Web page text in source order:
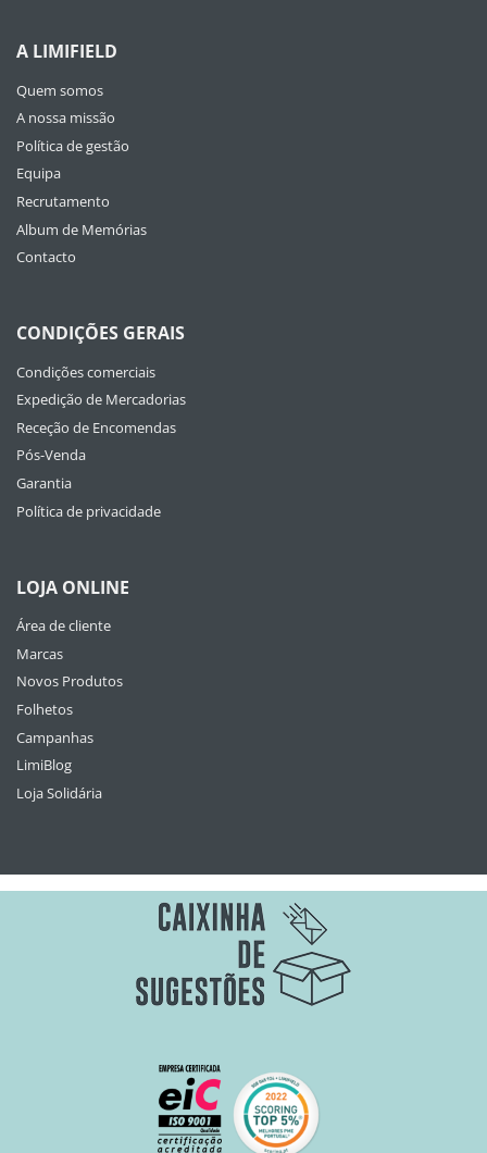
A LIMIFIELD
Quem somos
A nossa missão
Política de gestão
Equipa
Recrutamento
Album de Memórias
Contacto
CONDIÇÕES GERAIS
Condições comerciais
Expedição de Mercadorias
Receção de Encomendas
Pós-Venda
Garantia
Política de privacidade
LOJA ONLINE
Área de cliente
Marcas
Novos Produtos
Folhetos
Campanhas
LimiBlog
Loja Solidária